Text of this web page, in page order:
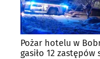
Pożar hotelu w
gasiło 12